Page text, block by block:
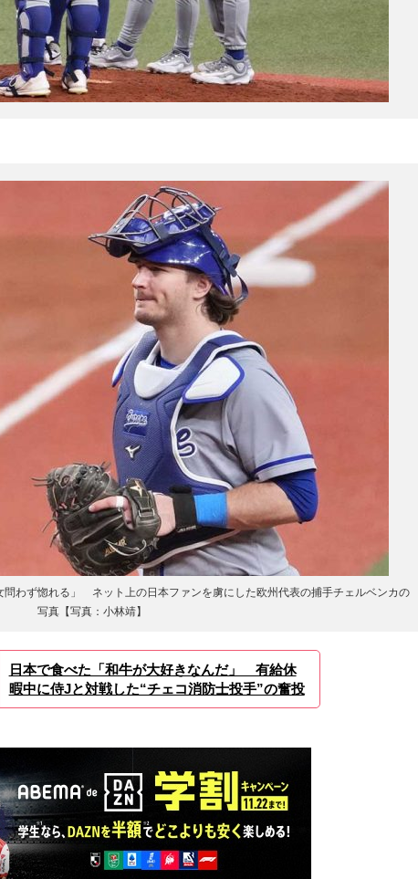
問わず惚れる」 ネット上の日本ファンを虜にした欧州代表の捕手チェルベンカの
写真【写真：小林靖】
日本で食べた「和牛が大好きなんだ」 有給休
暇中に侍Jと対戦した“チェコ消防士投手”の奮投